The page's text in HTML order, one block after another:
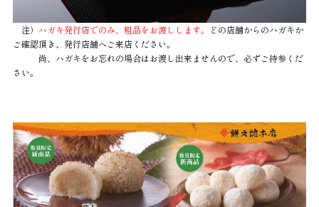
注） ハガキ発行店でのみ、粗品をお渡しします。
どの店舗からのハガキか
ご確認頂き、発行店舗へご来店ください。
尚、ハガキをお忘れの場合はお渡し出来ませんので、必ずご持参くだ
さい。